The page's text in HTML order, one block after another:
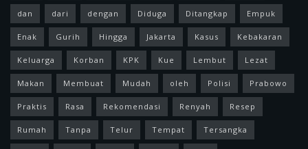
dan dari dengan Diduga Ditangkap Empuk
Enak Gurih Hingga Jakarta Kasus Kebakaran
Keluarga Korban KPK Kue Lembut Lezat
Makan Membuat Mudah oleh Polisi Prabowo
Praktis Rasa Rekomendasi Renyah Resep
Rumah Tanpa Telur Tempat Tersangka